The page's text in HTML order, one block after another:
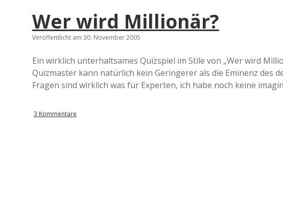
Wer wird Millionär?
Veröffentlicht am 30. November 2005
Ein wirklich unterhaltsames Quizspiel im Stile von „Wer wird
Quizmaster kann natürlich kein Geringerer als die Eminenz des
Fragen sind wirklich was für Experten, ich habe noch keine
3 Kommentare